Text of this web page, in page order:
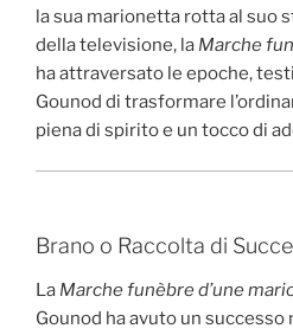
la sua marionetta rotta al suo
della televisione, la Marche
ha attraversato le epoche,
Gounod di trasformare
piena di spirito e un tocco di
Brano o Raccolta di
La Marche funèbre d’une
Gounod ha avuto un successo